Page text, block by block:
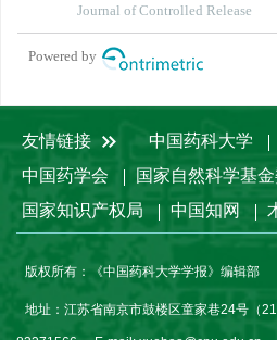
Journal of Controlled Release
Powered by
友情链接 中国药科大学
中国药学会
国家自然科学基
国家知识产权局
中国知网
版权所有：《中国药科大学学报》编辑部
地址：江苏省南京市鼓楼区童家巷24号（